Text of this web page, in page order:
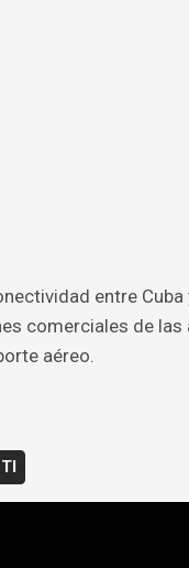
entre
comerciales de
aéreo.